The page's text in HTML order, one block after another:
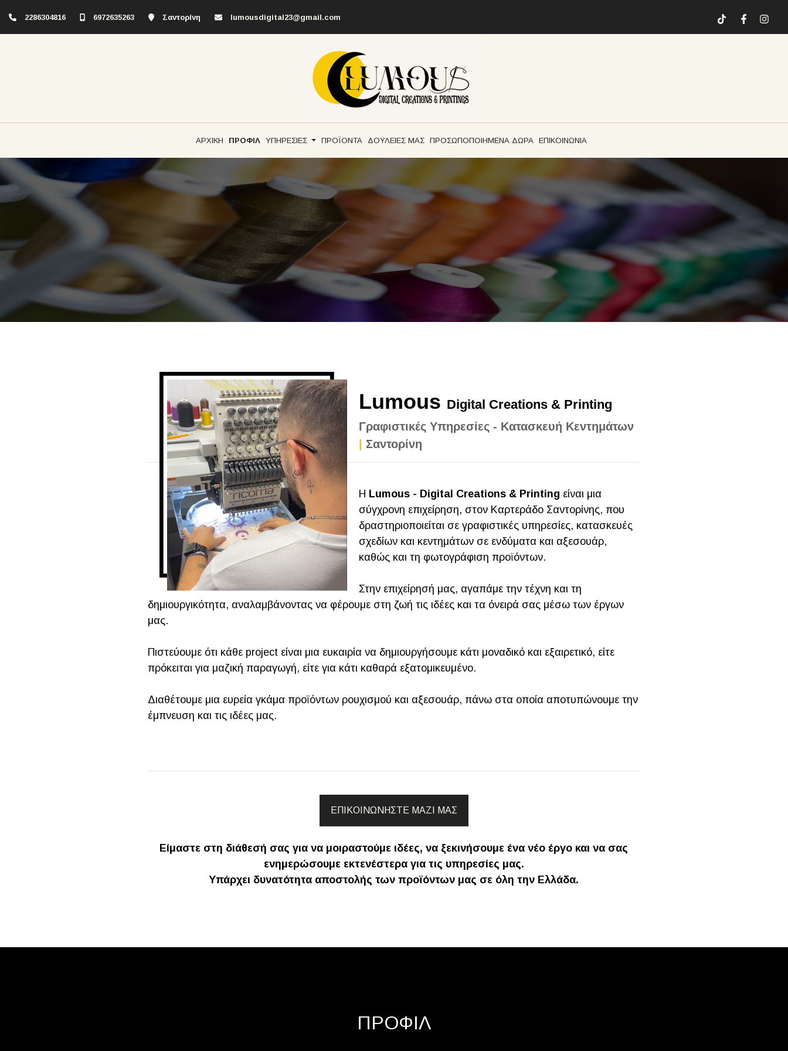
2286304816 6972635263 Σαντορίνη lumousdigital23@gmail.com
ΑΡΧΙΚΗ ΠΡΟΦΙΛ ΥΠΗΡΕΣΙΕΣ ΠΡΟΪΟΝΤΑ ΔΟΥΛΕΙΕΣ ΜΑΣ ΠΡΟΣΩΠΟΠΟΙΗΜΕΝΑ ΔΩΡΑ ΕΠΙΚΟΙΝΩΝΙΑ
Lumous Digital Creations & Printing
Γραφιστικές Υπηρεσίες - Κατασκευή Κεντημάτων
Σαντορίνη
Η Lumous - Digital Creations & Printing είναι μια
σύγχρονη επιχείρηση, στον Καρτεράδο Σαντορίνης, που
δραστηριοποιείται σε γραφιστικές υπηρεσίες, κατασκευές
σχεδίων και κεντημάτων σε ενδύματα και αξεσουάρ,
καθώς και τη φωτογράφιση προϊόντων.
Στην επιχείρησή μας, αγαπάμε την τέχνη και τη
δημιουργικότητα, αναλαμβάνοντας να φέρουμε στη ζωή τις ιδέες και τα όνειρά σας μέσω των έργων
μας.
Πιστεύουμε ότι κάθε project είναι μια ευκαιρία να δημιουργήσουμε κάτι μοναδικό και εξαιρετικό, είτε
πρόκειται για μαζική παραγωγή, είτε για κάτι καθαρά εξατομικευμένο.
Διαθέτουμε μια ευρεία γκάμα προϊόντων ρουχισμού και αξεσουάρ, πάνω στα οποία αποτυπώνουμε την
έμπνευση και τις ιδέες μας.
ΕΠΙΚΟΙΝΩΝΗΣΤΕ ΜΑΖΙ ΜΑΣ
Είμαστε στη διάθεσή σας για να μοιραστούμε ιδέες, να ξεκινήσουμε ένα νέο έργο και να σας
ενημερώσουμε εκτενέστερα για τις υπηρεσίες μας.
Υπάρχει δυνατότητα αποστολής των προϊόντων μας σε όλη την Ελλάδα.
ΠΡΟΦΙΛ